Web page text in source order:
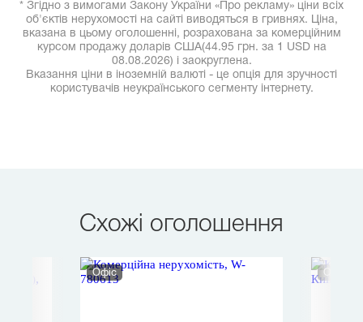
* Згідно з вимогами Закону України «Про рекламу» ціни всіх
об'єктів нерухомості на сайті виводяться в гривнях. Ціна,
вказана в цьому оголошенні, розрахована за комерційним
курсом продажу доларів США(44.95 грн. за 1 USD на
08.08.2026) і заокруглена.
Вказання ціни в іноземній валюті - це опція для зручності
користувачів неукраїнського сегменту інтернету.
Схожі оголошення
Офіс Окремо